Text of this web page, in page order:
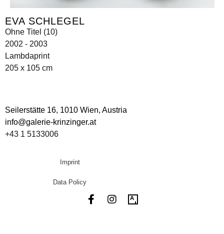
EVA SCHLEGEL
Ohne Titel (10)
2002 - 2003
Lambdaprint
205 x 105 cm
Seilerstätte 16, 1010 Wien, Austria
info@galerie-krinzinger.at
+43 1 5133006
Imprint
Data Policy